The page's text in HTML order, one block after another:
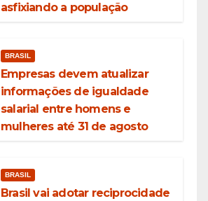
asfixiando a população
BRASIL
Empresas devem atualizar
informações de igualdade
salarial entre homens e
mulheres até 31 de agosto
BRASIL
Brasil vai adotar reciprocidade